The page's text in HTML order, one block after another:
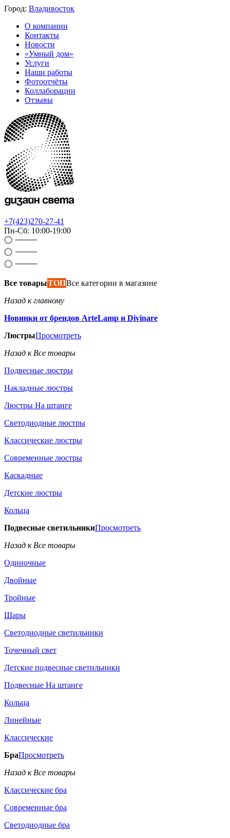
Город: Владивосток
О компании
Контакты
Новости
«Умный дом»
Услуги
Наши работы
Фотоотчёты
Коллаборации
Отзывы
+7(423)270-27-41
Пн-Сб: 10:00-19:00
Все товарыТОПВсе категории в магазине
Назад к главному
Новинки от брендов ArteLamp и Divinare
ЛюстрыПросмотреть
Назад к Все товары
Подвесные люстры
Накладные люстры
Люстры На штанге
Светодиодные люстры
Классические люстры
Современные люстры
Каскадные
Детские люстры
Кольца
Подвесные светильникиПросмотреть
Назад к Все товары
Одиночные
Двойные
Тройные
Шары
Светодиодные светильники
Точечный свет
Детские подвесные светильники
Подвесные На штанге
Кольца
Линейные
Классические
БраПросмотреть
Назад к Все товары
Классические бра
Современные бра
Светодиодные бра